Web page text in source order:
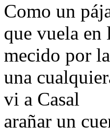
Como un
que vuela
mecido por
una
vi a Casal
arañar un